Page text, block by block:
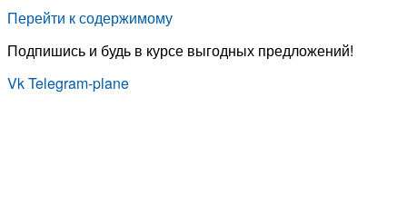
Перейти к содержимому
Подпишись и будь в курсе выгодных предложений!
VkTelegram-plane